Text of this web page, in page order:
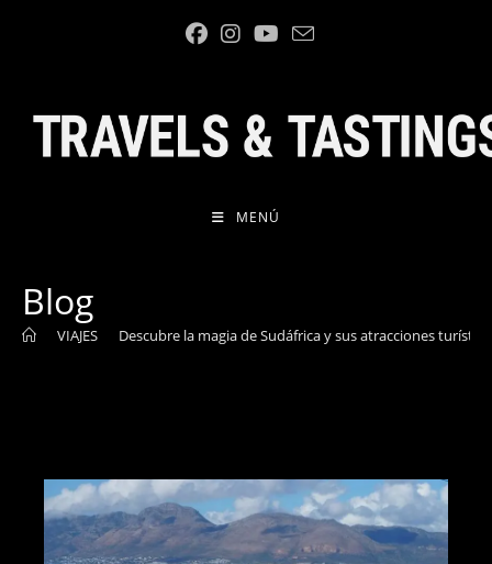
MENÚ
Blog
VIAJES Descubre la magia de Sudáfrica y sus atracciones